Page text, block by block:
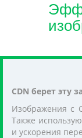
CDN берет эту
Изображения с
Также
и ускорения